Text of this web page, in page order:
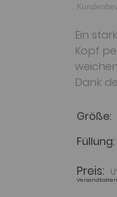
Ein
Kopf
Dank
Größe
Füllung
Preis: